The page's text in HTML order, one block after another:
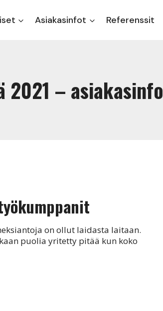
Asiakasinfot Referenssit
2021 – asiakasinfo
on ollut laidasta laitaan.
puolia yritetty pitää kun koko